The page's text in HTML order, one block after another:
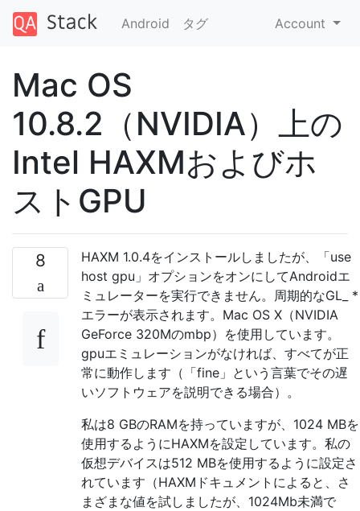
Android タグ Account
Mac OS
10.8.2（NVIDIA）上の
Intel HAXMおよびホ
ストGPU
8
HAXM 1.0.4をインストールしましたが、「use
host gpu」オプションをオンにしてAndroidエ
ミュレーターを実行できません。周期的なGL_ *
エラーが表示されます。Mac OS X（NVIDIA
GeForce 320Mのmbp）を使用しています。
gpuエミュレーションがなければ、すべてが正
常に動作します（「fine」という言葉でその遅
いソフトウェアを説明できる場合）。
私は8 GBのRAMを持っていますが、1024 MBを
使用するようにHAXMを設定しています。私の
仮想デバイスは512 MBを使用するように設定さ
れています（HAXMドキュメントによると、さ
まざまな値を試しましたが、1024Mb未満で